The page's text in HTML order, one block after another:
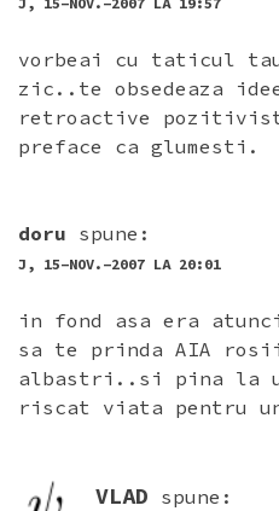
vorbeai cu taticul
zic..te obsedeaza
retroactive
preface ca glumesti.
doru spune:
J, 15-NOV.-2007 LA 20:01
in fond asa era
sa te prinda AIA
albastri..si pina la
riscat viata pentru
VLAD spune: